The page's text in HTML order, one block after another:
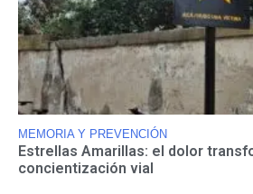
MEMORIA Y PREVENCIÓN
Estrellas Amarillas: el dolor
concientización vial